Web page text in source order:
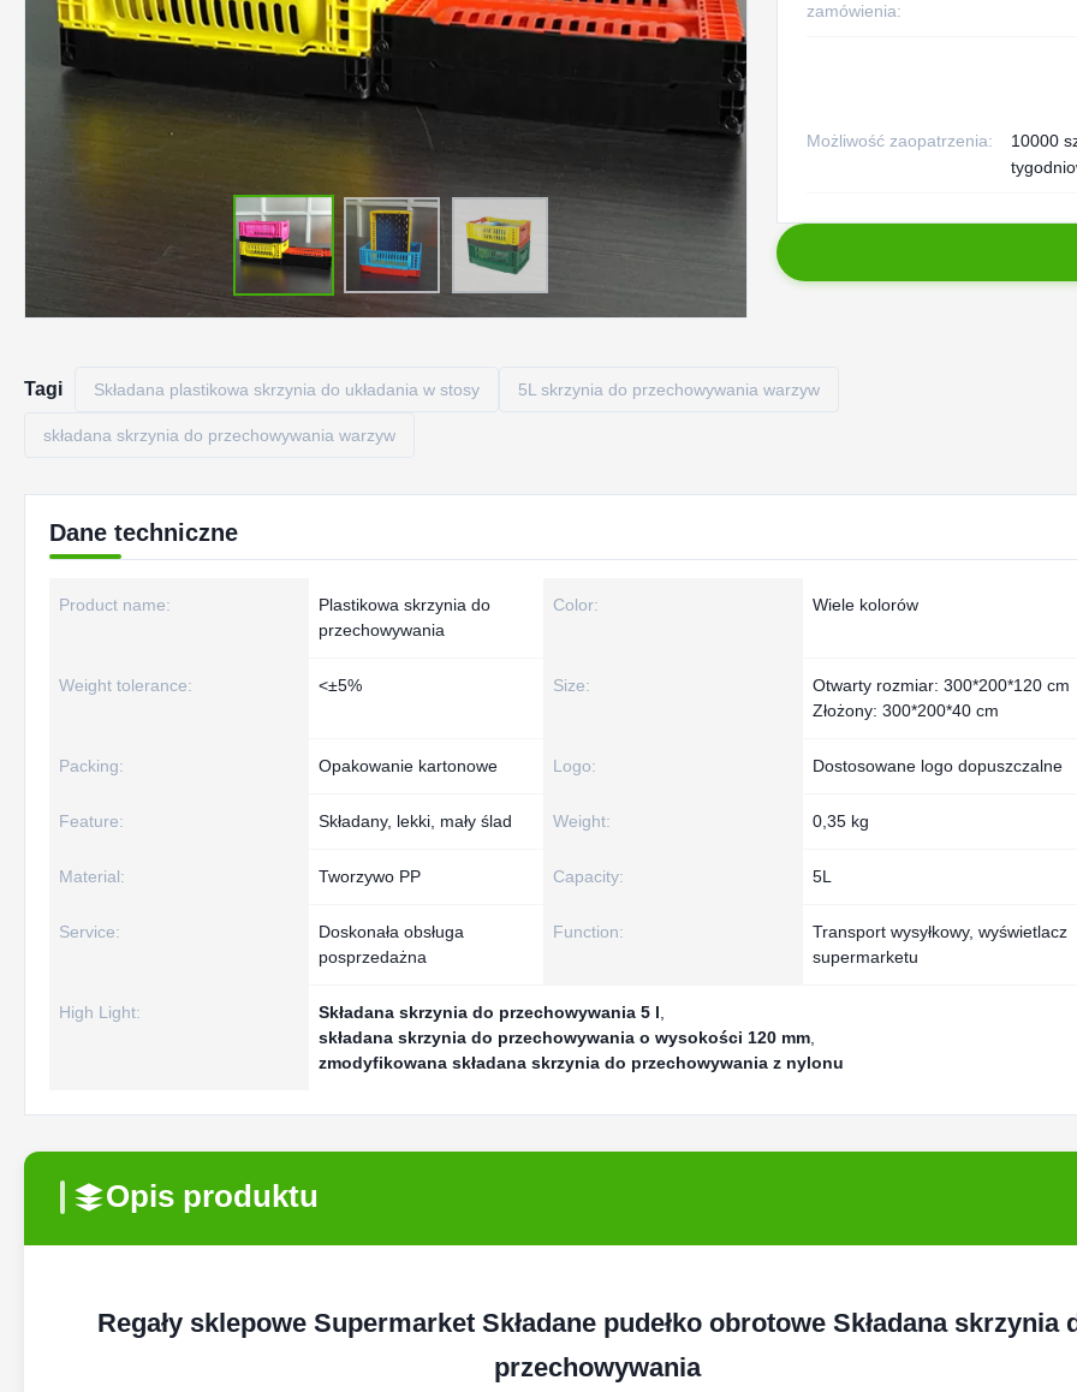
zamówienia:
Możliwość zaopatrzenia:
10000
Tagi Składana plastikowa skrzynia do układania w stosy 5L skrzynia do przechowywania warzyw
składana skrzynia do przechowywania warzyw
Dane techniczne
Product name:
Plastikowa skrzynia do
przechowywania
Color: Wiele kolorów
Weight tolerance: <±5% Size:
Otwarty rozmiar: 300*200*120 cm
Złożony: 300*200*40 cm
Packing: Opakowanie kartonowe Logo: Dostosowane logo dopuszczalne
Feature: Składany, lekki, mały ślad Weight: 0,35 kg
Material: Tworzywo PP Capacity: 5L
Service:
Doskonała obsługa
posprzedażna
Function:
Transport wysyłkowy, wyświetlacz
supermarketu
High Light: Składana skrzynia do przechowywania 5 l
składana skrzynia do przechowywania o wysokości 120 mm
zmodyfikowana składana skrzynia do przechowywania z nylonu
Opis produktu
Regały sklepowe Supermarket Składane pudełko obrotowe Składana skrzynia
przechowywania